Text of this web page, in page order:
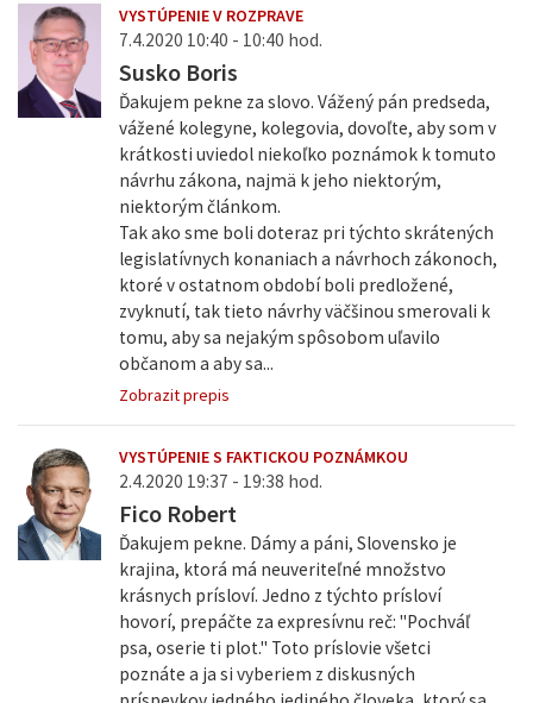
VYSTÚPENIE V ROZPRAVE
7.4.2020 10:40 - 10:40 hod.
Susko Boris
Ďakujem pekne za slovo. Vážený pán predseda,
vážené kolegyne, kolegovia, dovoľte, aby som v
krátkosti uviedol niekoľko poznámok k tomuto
návrhu zákona, najmä k jeho niektorým,
niektorým článkom.
Tak ako sme boli doteraz pri týchto skrátených
legislatívnych konaniach a návrhoch zákonoch,
ktoré v ostatnom období boli predložené,
zvyknutí, tak tieto návrhy väčšinou smerovali k
tomu, aby sa nejakým spôsobom uľavilo
občanom a aby sa...
Zobrazit prepis
VYSTÚPENIE S FAKTICKOU POZNÁMKOU
2.4.2020 19:37 - 19:38 hod.
Fico Robert
Ďakujem pekne. Dámy a páni, Slovensko je
krajina, ktorá má neuveriteľné množstvo
krásnych prísloví. Jedno z týchto prísloví
hovorí, prepáčte za expresívnu reč: "Pochváľ
psa, oserie ti plot." Toto príslovie všetci
poznáte a ja si vyberiem z diskusných